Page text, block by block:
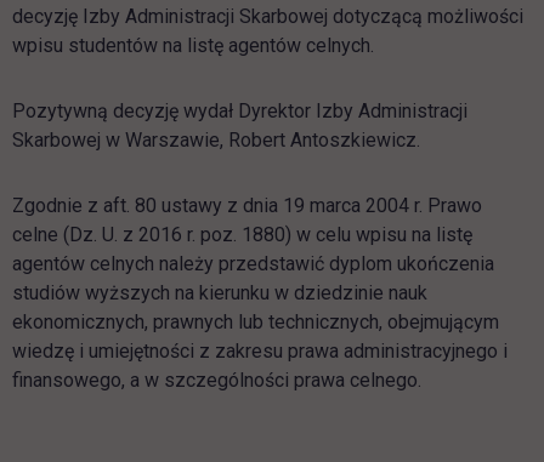
decyzję Izby Administracji Skarbowej dotyczącą możliwości
wpisu studentów na listę agentów celnych.
Pozytywną decyzję wydał Dyrektor Izby Administracji
Skarbowej w Warszawie, Robert Antoszkiewicz.
Zgodnie z aft. 80 ustawy z dnia 19 marca 2004 r. Prawo
celne (Dz. U. z 2016 r. poz. 1880) w celu wpisu na listę
agentów celnych należy przedstawić dyplom ukończenia
studiów wyższych na kierunku w dziedzinie nauk
ekonomicznych, prawnych lub technicznych, obejmującym
wiedzę i umiejętności z zakresu prawa administracyjnego i
finansowego, a w szczególności prawa celnego.